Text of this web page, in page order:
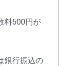
料500円が
銀行振込の